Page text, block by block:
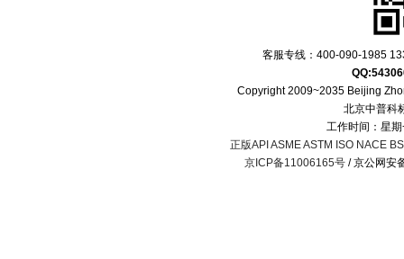
客服专线：400-090-1985
Copyright 2009~2035 Beijing
北京中普科
工作时间：星
正版API ASME ASTM ISO NACE
京ICP备11006165号 / 京公网安